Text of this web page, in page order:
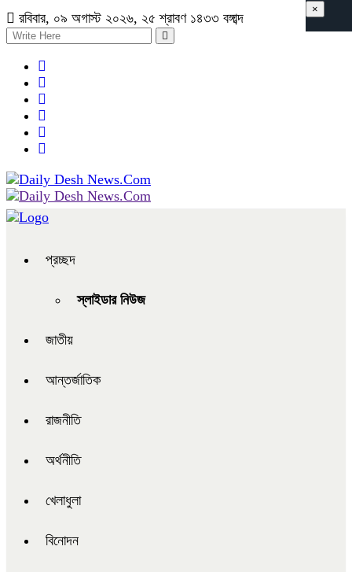
রবিবার, ০৯ অগাস্ট ২০২৬, ২৫ শ্রাবণ ১৪৩৩ বঙ্গাব্দ
প্রচ্ছদ
স্লাইডার নিউজ
জাতীয়
আন্তর্জাতিক
রাজনীতি
অর্থনীতি
খেলাধুলা
বিনোদন
×